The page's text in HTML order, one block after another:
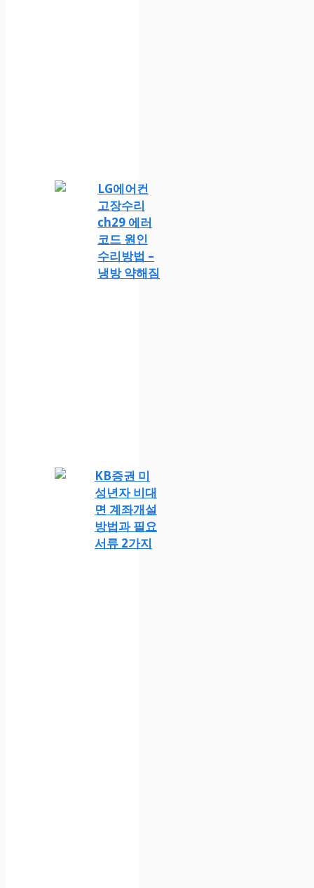
LG에어컨
고장수리
ch29 에러
코드 원인
수리방법 –
냉방 약해짐
KB증권 미
성년자 비대
면 계좌개설
방법과 필요
서류 2가지